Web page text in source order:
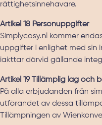
rättighetsinnehavare.
Artikel 18 Personuppgifter
Simplycosy.nl kommer
uppgifter i enlighet med sin
iakttar därvid gällande
Artikel 19 Tillämplig lag och
På alla erbjudanden från
utförandet av dessa
Tillämpningen av